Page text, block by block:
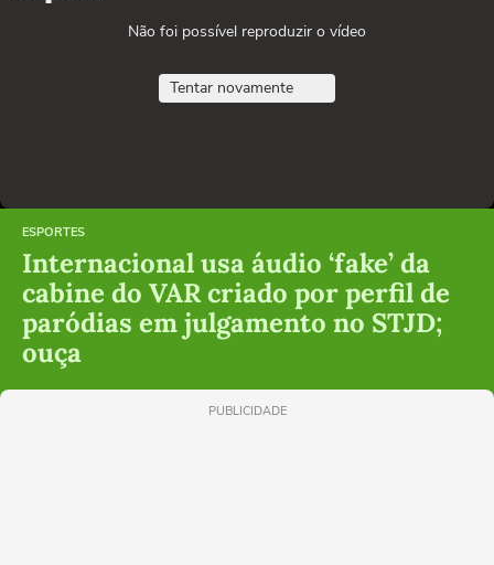
Não foi possível reproduzir o vídeo
Tentar novamente
ESPORTES
Internacional usa áudio ‘fake’ da
cabine do VAR criado por perfil de
paródias em julgamento no STJD;
ouça
PUBLICIDADE